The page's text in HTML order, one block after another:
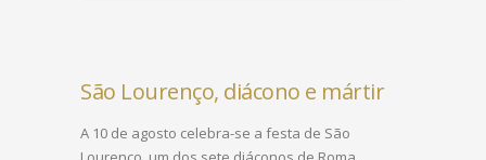
São Lourenço, diácono e mártir
A 10 de agosto celebra-se a festa de São